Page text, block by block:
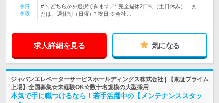
休日
休暇
# ＼どちらかを選択できます／* 完全週休2日制（土日休み） ま
たは、週休制（日曜）* 祝日 ※会社…
求人詳細を見る 気になる
ジャパンエレベーターサービスホールディングス株式会社 | 【東証プライム
上場】全国募集☆未経験OK☆数十名規模の大型採用
本気で手に職つけるなら！若手活躍中の【メンテナンススタッ